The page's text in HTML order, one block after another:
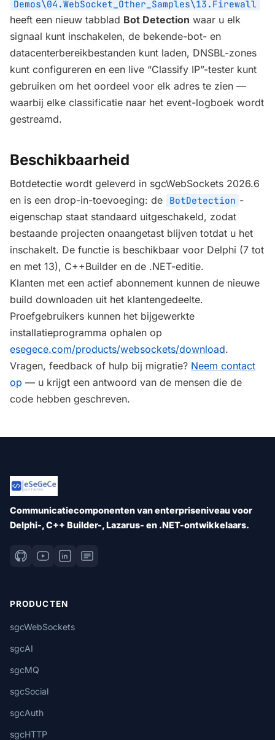
Demos\04.WebSocket_Other_Samples\13.Firewall
heeft een nieuw tabblad Bot Detection waar u elk
signaal kunt inschakelen, de bekende-bot- en
datacenterbereikbestanden kunt laden, DNSBL-zones
kunt configureren en een live “Classify IP”-tester kunt
gebruiken om het oordeel voor elk adres te zien —
waarbij elke classificatie naar het event-logboek wordt
gestreamd.
Beschikbaarheid
Botdetectie wordt geleverd in sgcWebSockets 2026.6
en is een drop-in-toevoeging: de
BotDetection -
eigenschap staat standaard uitgeschakeld, zodat
bestaande projecten onaangetast blijven totdat u het
inschakelt. De functie is beschikbaar voor Delphi (7 tot
en met 13), C++Builder en de .NET-editie.
Klanten met een actief abonnement kunnen de nieuwe
build downloaden uit het klantengedeelte.
Proefgebruikers kunnen het bijgewerkte
installatieprogramma ophalen op
esegece.com/products/websockets/download.
Vragen, feedback of hulp bij migratie? Neem contact
op — u krijgt een antwoord van de mensen die de
code hebben geschreven.
Communicatiecomponenten van enterpriseniveau voor
Delphi-, C++ Builder-, Lazarus- en .NET-ontwikkelaars.
PRODUCTEN
sgcWebSockets
sgcAI
sgcMQ
sgcSocial
sgcAuth
sgcHTTP